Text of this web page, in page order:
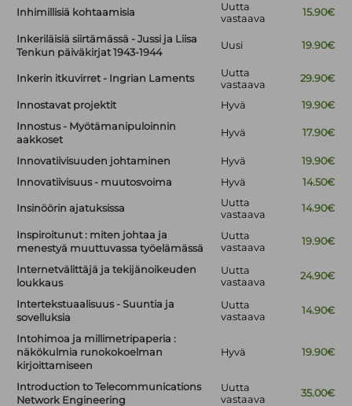
Inhimillisiä kohtaamisia
Uutta
vastaava
15.90€
Inkeriläisiä siirtämässä - Jussi ja Liisa
Tenkun päiväkirjat 1943-1944
Uusi 19.90€
Inkerin itkuvirret - Ingrian Laments
Uutta
vastaava
29.90€
Innostavat projektit Hyvä
19.90€
Innostus - Myötämanipuloinnin
aakkoset
Hyvä 17.90€
Innovatiivisuuden johtaminen Hyvä
19.90€
Innovatiivisuus - muutosvoima
Hyvä 14.50€
Insinöörin ajatuksissa
Uutta
vastaava
14.90€
Inspiroitunut : miten johtaa ja
menestyä muuttuvassa työelämässä
Uutta
vastaava
19.90€
Internetvälittäjä ja tekijänoikeuden
loukkaus
Uutta
vastaava
24.90€
Intertekstuaalisuus - Suuntia ja
sovelluksia
Uutta
vastaava
14.90€
Intohimoa ja millimetripaperia :
näkökulmia runokokoelman
kirjoittamiseen
Hyvä 19.90€
Introduction to Telecommunications
Network Engineering
Uutta
vastaava
35.00€